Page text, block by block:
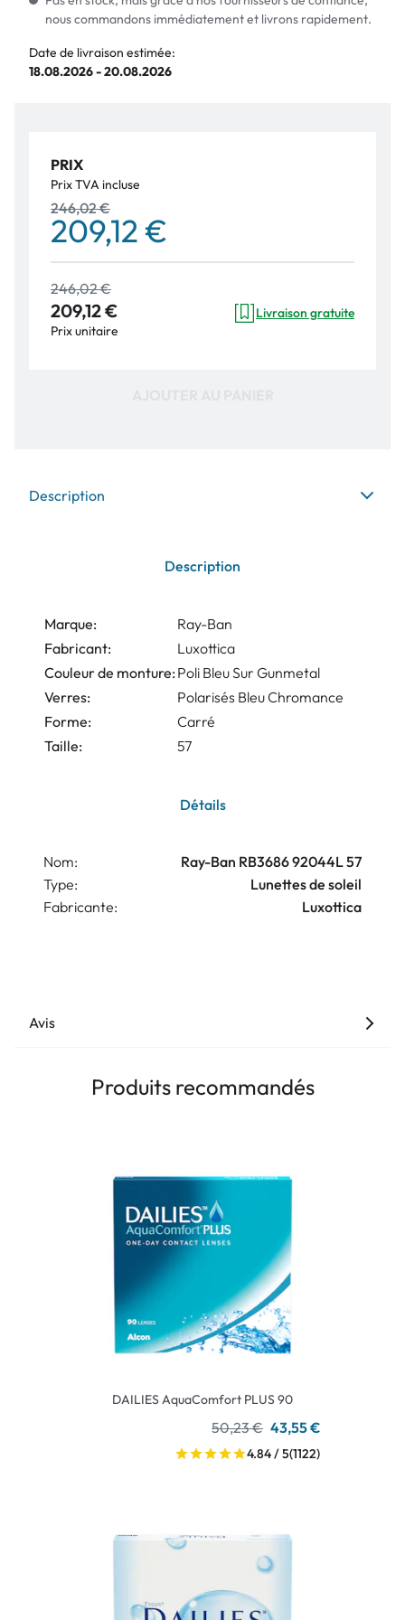
nous commandons immédiatement et livrons rapidement.
Date de livraison estimée:
18.08.2026 - 20.08.2026
PRIX
Prix TVA incluse
246,02 €
209,12 €
246,02 €
209,12 €
Prix unitaire
Livraison gratuite
Description
Description
Marque:
Ray-Ban
Fabricant:
Luxottica
Couleur de monture: Poli Bleu Sur Gunmetal
Verres:
Polarisés Bleu Chromance
Forme:
Carré
Taille:
57
Détails
Nom:
Ray-Ban RB3686 92044L 57
Type:
Lunettes de soleil
Fabricante:
Luxottica
Avis
Produits recommandés
DAILIES AquaComfort PLUS 90
50,23 € 43,55 €
4.84 / 5(1122)